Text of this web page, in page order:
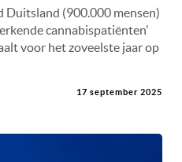
Duitsland (900.000 mensen)
cannabispatiënten'
voor het zoveelste jaar op
17 september 2025